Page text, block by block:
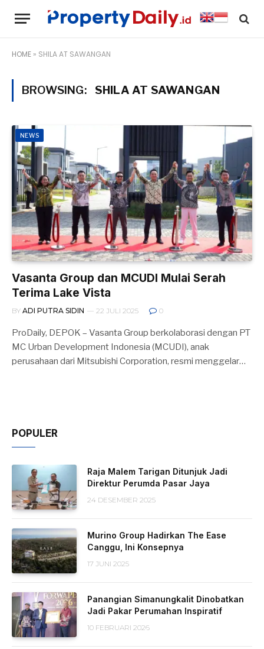
HOME » SHILA AT SAWANGAN
BROWSING: SHILA AT SAWANGAN
NEWS
Vasanta Group dan MCUDI Mulai Serah
Terima Lake Vista
BY ADI PUTRA SIDIN 22 JULI 2025 0
ProDaily, DEPOK – Vasanta Group berkolaborasi dengan PT
MC Urban Development Indonesia (MCUDI), anak
perusahaan dari Mitsubishi Corporation, resmi menggelar…
POPULER
Raja Malem Tarigan Ditunjuk Jadi
Direktur Perumda Pasar Jaya
24 DESEMBER 2025
Murino Group Hadirkan The Ease
Canggu, Ini Konsepnya
17 JUNI 2025
Panangian Simanungkalit Dinobatkan
Jadi Pakar Perumahan Inspiratif
10 FEBRUARI 2026